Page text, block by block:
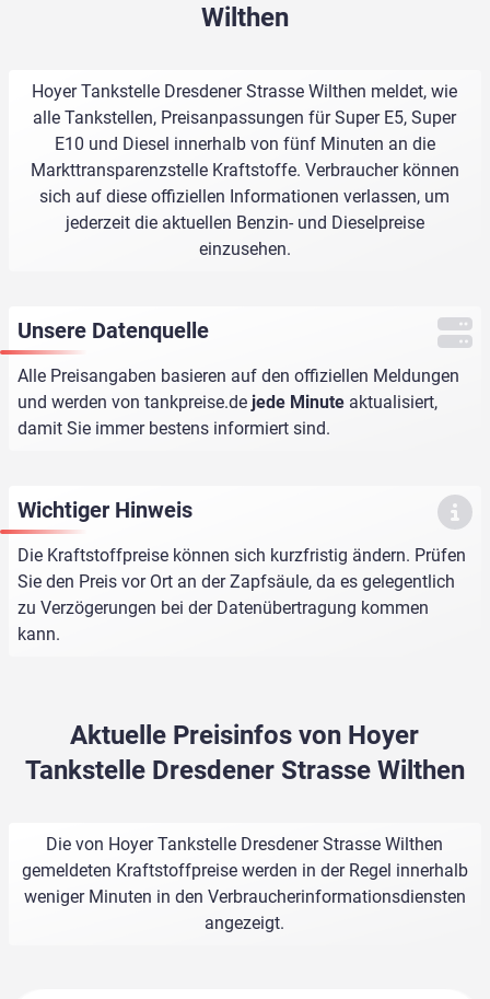
Wilthen
Hoyer Tankstelle Dresdener Strasse Wilthen meldet, wie
alle Tankstellen, Preisanpassungen für Super E5, Super
E10 und Diesel innerhalb von fünf Minuten an die
Markttransparenzstelle Kraftstoffe. Verbraucher können
sich auf diese offiziellen Informationen verlassen, um
jederzeit die aktuellen Benzin- und Dieselpreise
einzusehen.
Unsere Datenquelle
Alle Preisangaben basieren auf den offiziellen Meldungen
und werden von tankpreise.de jede Minute aktualisiert,
damit Sie immer bestens informiert sind.
Wichtiger Hinweis
Die Kraftstoffpreise können sich kurzfristig ändern. Prüfen
Sie den Preis vor Ort an der Zapfsäule, da es gelegentlich
zu Verzögerungen bei der Datenübertragung kommen
kann.
Aktuelle Preisinfos von Hoyer
Tankstelle Dresdener Strasse Wilthen
Die von Hoyer Tankstelle Dresdener Strasse Wilthen
gemeldeten Kraftstoffpreise werden in der Regel innerhalb
weniger Minuten in den Verbraucherinformationsdiensten
angezeigt.